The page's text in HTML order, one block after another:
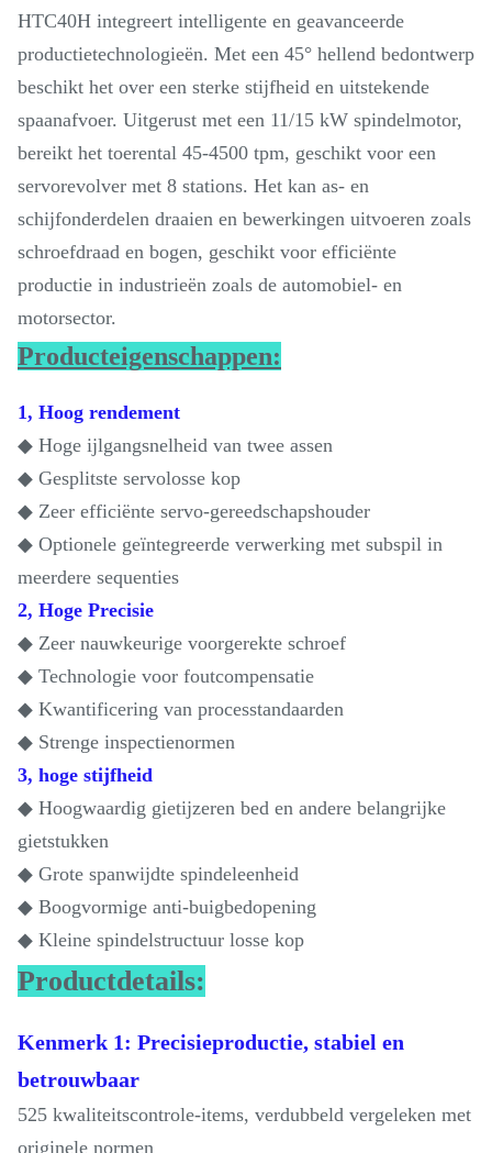
HTC40H integreert intelligente en geavanceerde
productietechnologieën. Met een 45° hellend bedontwerp
beschikt het over een sterke stijfheid en uitstekende
spaanafvoer. Uitgerust met een 11/15 kW spindelmotor,
bereikt het toerental 45-4500 tpm, geschikt voor een
servorevolver met 8 stations. Het kan as- en
schijfonderdelen draaien en bewerkingen uitvoeren zoals
schroefdraad en bogen, geschikt voor efficiënte
productie in industrieën zoals de automobiel- en
motorsector.
Producteigenschappen:
1, Hoog rendement
◆ Hoge ijlgangsnelheid van twee assen
◆ Gesplitste servolosse kop
◆ Zeer efficiënte servo-gereedschapshouder
◆ Optionele geïntegreerde verwerking met subspil in
meerdere sequenties
2, Hoge Precisie
◆ Zeer nauwkeurige voorgerekte schroef
◆ Technologie voor foutcompensatie
◆ Kwantificering van processtandaarden
◆ Strenge inspectienormen
3, hoge stijfheid
◆ Hoogwaardig gietijzeren bed en andere belangrijke
gietstukken
◆ Grote spanwijdte spindeleenheid
◆ Boogvormige anti-buigbedopening
◆ Kleine spindelstructuur losse kop
Productdetails:
Kenmerk 1: Precisieproductie, stabiel en
betrouwbaar
525 kwaliteitscontrole-items, verdubbeld vergeleken met
originele normen